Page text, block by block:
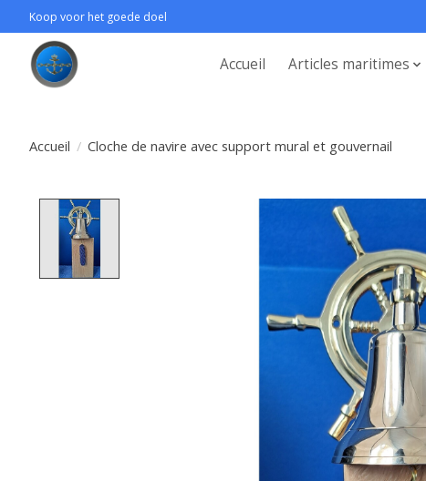
Koop voor het goede doel
Accueil Articles maritimes
Accueil / Cloche de navire avec support mural et gouvernail
Product image slideshow Items